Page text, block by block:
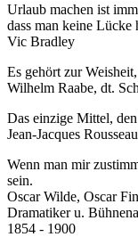
Urlaub machen ist
dass man keine Lücke
Vic Bradley
Es gehört zur
Wilhelm Raabe, dt.
Das einzige Mittel,
Jean-Jacques Rousseau
Wenn man mir
sein.
Oscar Wilde, Oscar
Dramatiker u.
1854 - 1900